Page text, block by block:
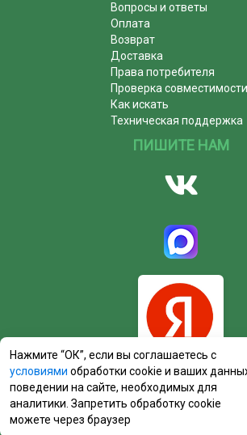
Вопросы и ответы
Оплата
Возврат
Доставка
Права потребителя
Проверка совместимости
Как искать
Техническая поддержка
ПИШИТЕ НАМ
Нажмите “ОК”, если вы соглашаетесь с
условиями обработки cookie и ваших
поведении на сайте, необходимых для
аналитики. Запретить обработку cookie
можете через браузер